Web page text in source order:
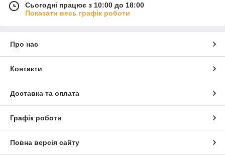
Сьогодні працює з 10:00 до 18:00
Показати весь графік роботи
Про нас
Контакти
Доставка та оплата
Графік роботи
Повна версія сайту